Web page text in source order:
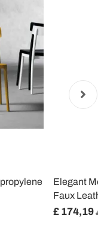
Elegant
Faux
£ 174,19 £